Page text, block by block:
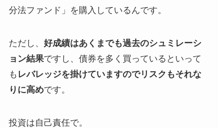
分法ファンド」を購入しているんです。
ただし、 好成績はあくまでも過去のシュミレーシ
ョン結果ですし、債券を多く買っているといって
も レバレッジを掛けていますのでリスクもそれな
りに高めです。
投資は自己責任で。